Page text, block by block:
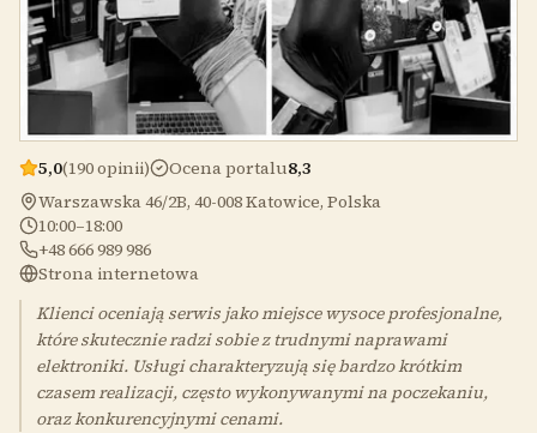
5,0(190 opinii) Ocena portalu8,3
Warszawska 46/2B, 40-008 Katowice, Polska
10:00–18:00
+48 666 989 986
Strona internetowa
Klienci oceniają serwis jako miejsce wysoce profesjonalne,
które skutecznie radzi sobie z trudnymi naprawami
elektroniki. Usługi charakteryzują się bardzo krótkim
czasem realizacji, często wykonywanymi na poczekaniu,
oraz konkurencyjnymi cenami.